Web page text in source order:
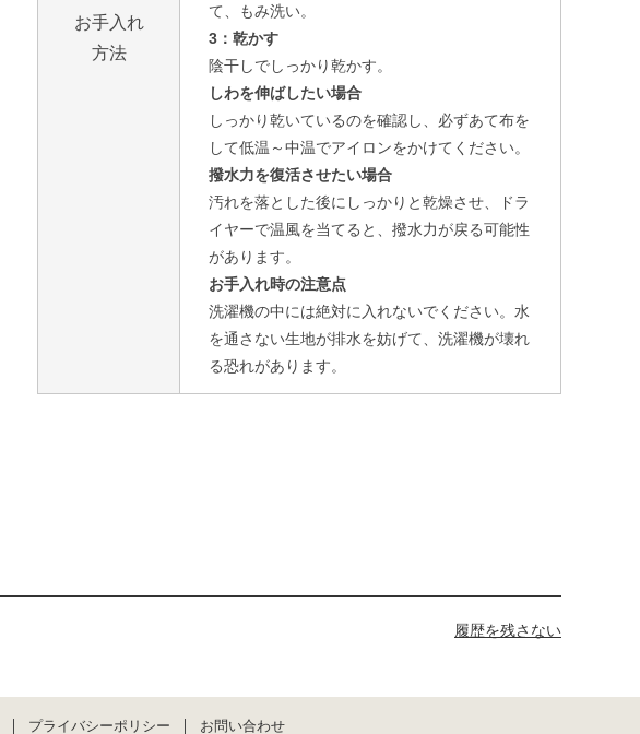
お手入れ
方法
て、もみ洗い。
3：乾かす
陰干しでしっかり乾かす。
しわを伸ばしたい場合
しっかり乾いているのを確認し、必ずあて布を
して低温～中温でアイロンをかけてください。
撥水力を復活させたい場合
汚れを落とした後にしっかりと乾燥させ、ドラ
イヤーで温風を当てると、撥水力が戻る可能性
があります。
お手入れ時の注意点
洗濯機の中には絶対に入れないでください。水
を通さない生地が排水を妨げて、洗濯機が壊れ
る恐れがあります。
履歴を残さない
プライバシーポリシー お問い合わせ